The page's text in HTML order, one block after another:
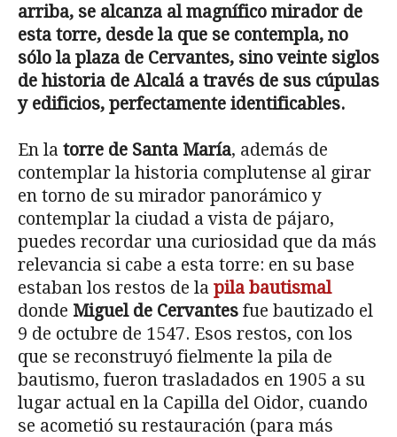
arriba, se alcanza al magnífico mirador de
esta torre, desde la que se contempla, no
sólo la plaza de Cervantes, sino veinte siglos
de historia de Alcalá a través de sus cúpulas
y edificios, perfectamente identificables.
En la torre de Santa María, además de
contemplar la historia complutense al girar
en torno de su mirador panorámico y
contemplar la ciudad a vista de pájaro,
puedes recordar una curiosidad que da más
relevancia si cabe a esta torre: en su base
estaban los restos de la pila bautismal
donde Miguel de Cervantes fue bautizado el
9 de octubre de 1547. Esos restos, con los
que se reconstruyó fielmente la pila de
bautismo, fueron trasladados en 1905 a su
lugar actual en la Capilla del Oidor, cuando
se acometió su restauración (para más